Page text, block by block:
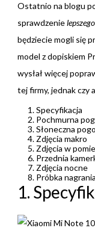
Ostatnio na blogu
sprawdzenielepszego
będziecie mogli się
model z dopiskiem
wysłał więcej
tej firmy, jednak czy
Specyfikacja
Pochmurna
Słoneczna
Zdjęcia makro
Zdjęcia w
Przednia
Zdjęcia nocne
Próbka nagrania
1.